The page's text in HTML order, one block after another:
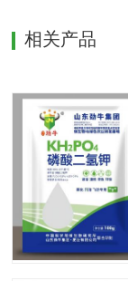
相关产品